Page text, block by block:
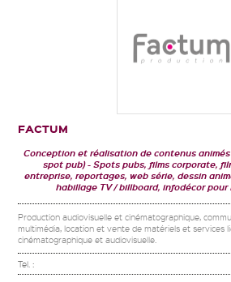
FACTUM
Conception et réalisation de contenus animés
spot pub)
Spots pubs, films corporate,
entreprise, reportages, web série, dessin
habillage TV / billboard, infodécor
Production audiovisuelle et cinématographique,
multimédia, location et vente de matériels et services
cinématographique et audiovisuelle.
Tel. :